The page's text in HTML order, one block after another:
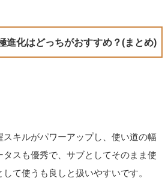
進化はどっちがおすすめ？(まとめ)
キルがパワーアップし、使い道の幅
スも優秀で、サブとしてそのまま使
て使うも良しと扱いやすいです。